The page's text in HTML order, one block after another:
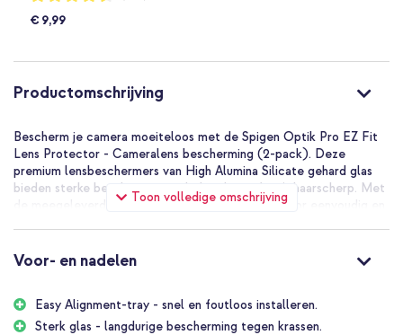
91%
€ 9,99
Productomschrijving
Toon volledige omschrijving
Bescherm je camera moeiteloos met de Spigen Optik Pro EZ Fit
Lens Protector - Cameralens bescherming (2-pack). Deze
premium lensbeschermers van High Alumina Silicate gehard glas
bieden sterke bescherming en behouden je foto’s haarscherp. Met
de meegeleverde EZ Fit tray plaats je de protector eenvoudig en
De voordelen van de Spigen Optik
Cameralens bescherming (2-pack)
Voor- en nadelen
Easy Alignment-tray - snel en foutloos installeren.
Sterk glas - langdurige bescherming tegen krassen.